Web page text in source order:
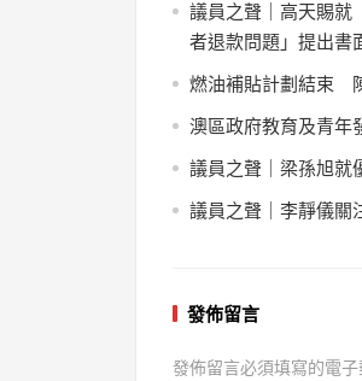
議員之聲｜高天賜就
者退款問題」提出書
燃油補貼計劃結束
澳區政府教育及青年
議員之聲｜梁孫旭就
議員之聲｜李靜儀關
發佈留言
發佈留言必須填寫的電子